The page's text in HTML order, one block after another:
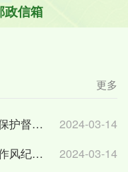
政信箱
更多
2024-03-14
关于对怀化市开展省级生态环境保护督察的公告
2024-03-14
关于省第五生态环境保护督察组作风纪律监督举报方式的公告